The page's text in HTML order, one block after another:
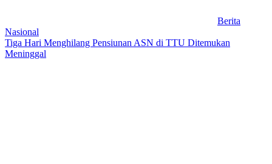
Berita
Nasional
Tiga Hari Menghilang Pensiunan ASN di TTU Ditemukan
Meninggal